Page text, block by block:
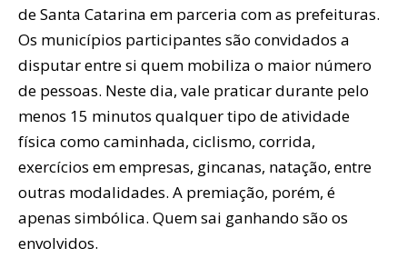
de Santa Catarina em parceria com as prefeituras.
Os municípios participantes são convidados a
disputar entre si quem mobiliza o maior número
de pessoas. Neste dia, vale praticar durante pelo
menos 15 minutos qualquer tipo de atividade
física como caminhada, ciclismo, corrida,
exercícios em empresas, gincanas, natação, entre
outras modalidades. A premiação, porém, é
apenas simbólica. Quem sai ganhando são os
envolvidos.